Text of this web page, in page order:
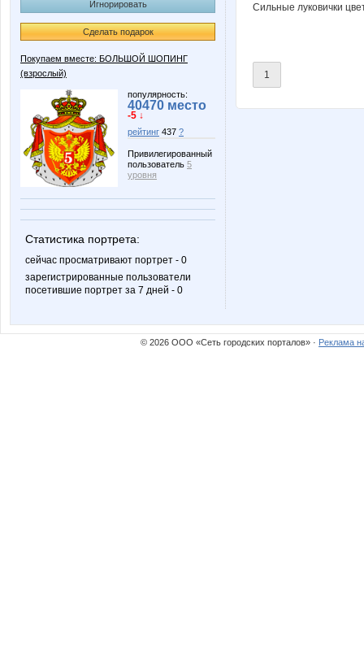
Игнорировать
Сделать подарок
Покупаем вместе: БОЛЬШОЙ ШОПИНГ
(взрослый)
популярность:
40470 место
-5 ↓
рейтинг 437 ?
Привилегированный
пользователь 5
уровня
Статистика портрета:
сейчас просматривают портрет - 0
зарегистрированные пользователи
посетившие портрет за 7 дней - 0
Алиса Селезнёва АХ!(мыло
Сильные луковички
1
© 2026 ООО «Сеть городских порталов» · Реклама